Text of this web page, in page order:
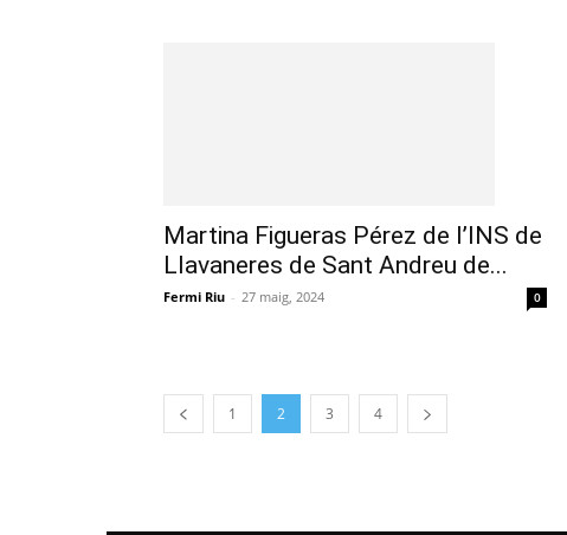
Martina Figueras Pérez de l’INS de
Llavaneres de Sant Andreu de...
Fermi Riu - 27 maig, 2024 0
1 2 3 4